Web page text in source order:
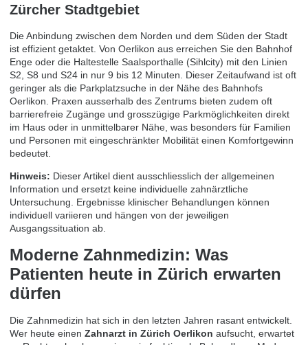
Zürcher Stadtgebiet
Die Anbindung zwischen dem Norden und dem Süden der Stadt
ist effizient getaktet. Von Oerlikon aus erreichen Sie den Bahnhof
Enge oder die Haltestelle Saalsporthalle (Sihlcity) mit den Linien
S2, S8 und S24 in nur 9 bis 12 Minuten. Dieser Zeitaufwand ist oft
geringer als die Parkplatzsuche in der Nähe des Bahnhofs
Oerlikon. Praxen ausserhalb des Zentrums bieten zudem oft
barrierefreie Zugänge und grosszügige Parkmöglichkeiten direkt
im Haus oder in unmittelbarer Nähe, was besonders für Familien
und Personen mit eingeschränkter Mobilität einen Komfortgewinn
bedeutet.
Hinweis: Dieser Artikel dient ausschliesslich der allgemeinen
Information und ersetzt keine individuelle zahnärztliche
Untersuchung. Ergebnisse klinischer Behandlungen können
individuell variieren und hängen von der jeweiligen
Ausgangssituation ab.
Moderne Zahnmedizin: Was
Patienten heute in Zürich erwarten
dürfen
Die Zahnmedizin hat sich in den letzten Jahren rasant entwickelt.
Wer heute einen Zahnarzt in Zürich Oerlikon aufsucht, erwartet